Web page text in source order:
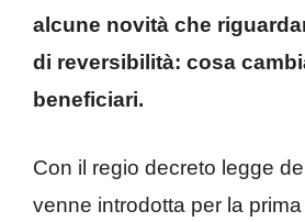
alcune novità che
di reversibilità: cosa
beneficiari.
Con il regio decreto legge
venne introdotta per la